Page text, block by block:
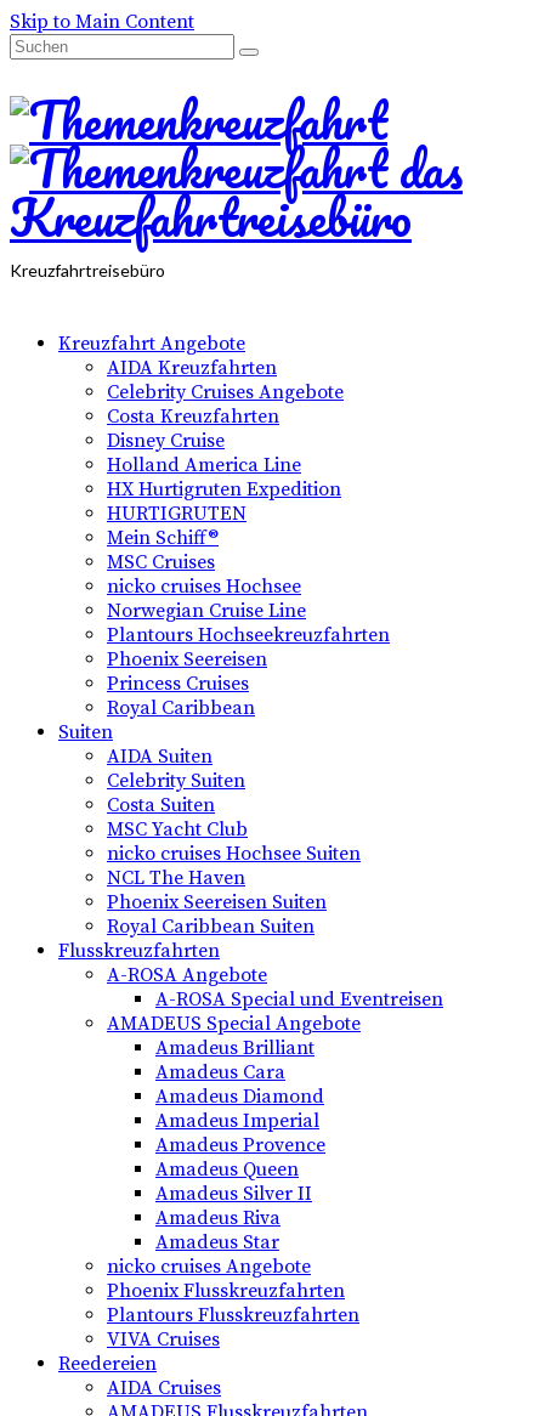
Skip to Main Content
Suchen
Kreuzfahrtreisebüro
Kreuzfahrt Angebote
AIDA Kreuzfahrten
Celebrity Cruises Angebote
Costa Kreuzfahrten
Disney Cruise
Holland America Line
HX Hurtigruten Expedition
HURTIGRUTEN
Mein Schiff®
MSC Cruises
nicko cruises Hochsee
Norwegian Cruise Line
Plantours Hochseekreuzfahrten
Phoenix Seereisen
Princess Cruises
Royal Caribbean
Suiten
AIDA Suiten
Celebrity Suiten
Costa Suiten
MSC Yacht Club
nicko cruises Hochsee Suiten
NCL The Haven
Phoenix Seereisen Suiten
Royal Caribbean Suiten
Flusskreuzfahrten
A-ROSA Angebote
A-ROSA Special und Eventreisen
AMADEUS Special Angebote
Amadeus Brilliant
Amadeus Cara
Amadeus Diamond
Amadeus Imperial
Amadeus Provence
Amadeus Queen
Amadeus Silver II
Amadeus Riva
Amadeus Star
nicko cruises Angebote
Phoenix Flusskreuzfahrten
Plantours Flusskreuzfahrten
VIVA Cruises
Reedereien
AIDA Cruises